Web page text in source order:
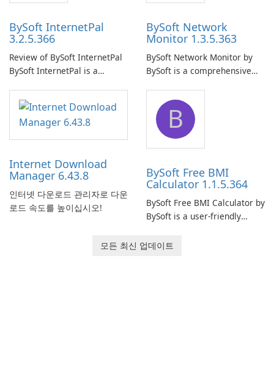
BySoft InternetPal
3.2.5.366
Review of BySoft InternetPal
BySoft InternetPal is a
application designed to
monitor your internet
connection and provide real-
time insights into its
BySoft Network
Monitor 1.3.5.363
BySoft Network Monitor by
BySoft is a comprehensive
designed to help businesses
effectively manage their
network infrastructure.
Internet Download
Manager 6.43.8
인터넷 다운로드 관리자로 다운
로드 속도를 높이십시오!
B
BySoft Free BMI
Calculator 1.1.5.364
BySoft Free BMI Calculator by
BySoft is a user-friendly
designed to help you
모든 최신 업데이트